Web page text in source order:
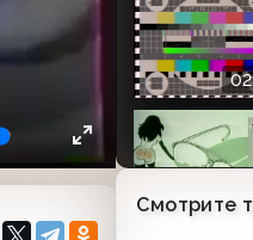
Смотрите